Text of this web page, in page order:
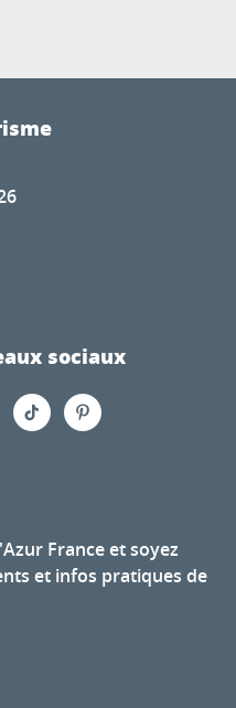
sociaux
France et soyez
et infos pratiques de